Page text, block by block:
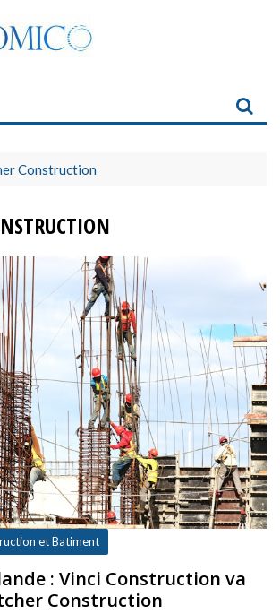
Construction
et Batiment
: Vinci Construction va
Construction